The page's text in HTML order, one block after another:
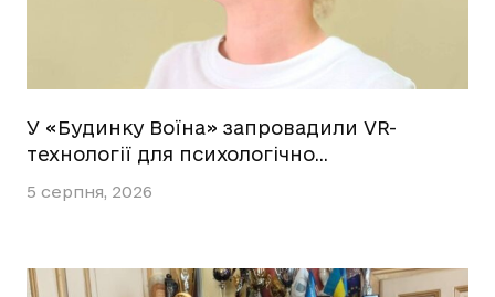
У «Будинку Воїна» запровадили VR-
технології для психологічно…
5 серпня, 2026